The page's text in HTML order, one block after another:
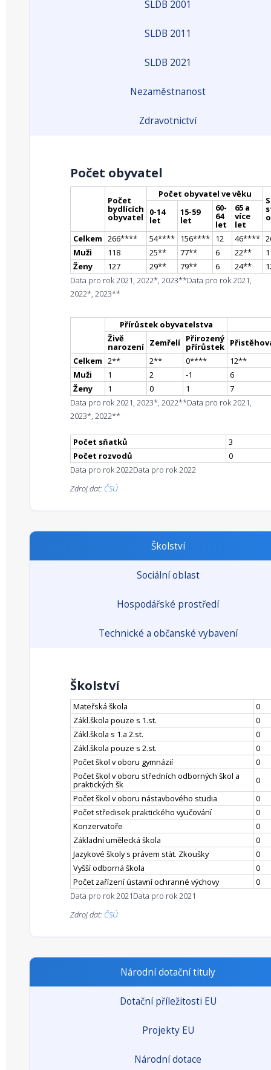
SLDB 2001
SLDB 2011
SLDB 2021
Nezaměstnanost
Zdravotnictví
Počet obyvatel
Počet
bydlících
obyvatel
Počet obyvatel ve věku
0-14
let
15-59
let
60-
64
let
65 a
více
let
Celkem 266**** 54**** 156**** 12 46****
Muži
118 25** 77** 6 22**
Ženy
127 29** 79** 6 24**
Data pro rok 2021, 2022*, 2023**Data pro rok 2021,
2022*, 2023**
Přírůstek obyvatelstva
Živě
narození Zemřelí Přirozený
přírůstek
Celkem 2** 2** 0**** 12**
Muži
1 2 -1
6
Ženy
1 0 1
7
Data pro rok 2021, 2023*, 2022**Data pro rok 2021,
2023*, 2022**
Počet sňatků
3
Počet rozvodů
0
Data pro rok 2022Data pro rok 2022
Zdroj dat: ČSÚ
Školství
Sociální oblast
Hospodářské prostředí
Technické a občanské vybavení
Školství
Mateřská škola
0
Zákl.škola pouze s 1.st.
0
Zákl.škola s 1.a 2.st.
0
Zákl.škola pouze s 2.st.
0
Počet škol v oboru gymnázií
0
Počet škol v oboru středních odborných škol a
praktických šk
0
Počet škol v oboru nástavbového studia
0
Počet středisek praktického vyučování
0
Konzervatoře
0
Základní umělecká škola
0
Jazykové školy s právem stát. Zkoušky
0
Vyšší odborná škola
0
Počet zařízení ústavní ochranné výchovy
0
Data pro rok 2021Data pro rok 2021
Zdroj dat: ČSÚ
Národní dotační tituly
Dotační příležitosti EU
Projekty EU
Národní dotace